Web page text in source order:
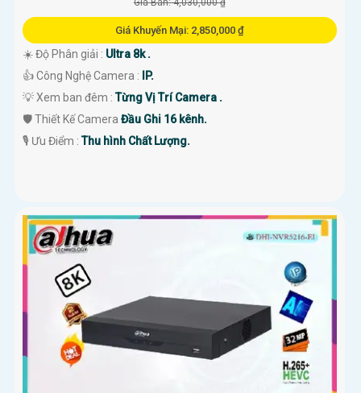
Giá Bán: 4,030,000 ₫
Giá Khuyến Mại: 2,850,000 ₫
☀️ Độ Phân giải : Ultra 8k .
👍 Công Nghệ Camera :
IP.
💡 Xem ban đêm :Từng Vị Trí Camera .
🛡 Thiết Kế Camera Đầu Ghi 16 kênh.
️🎙 Ưu Điểm :Thu hình Chất Lượng.